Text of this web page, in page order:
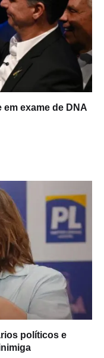
exame de DNA
políticos e